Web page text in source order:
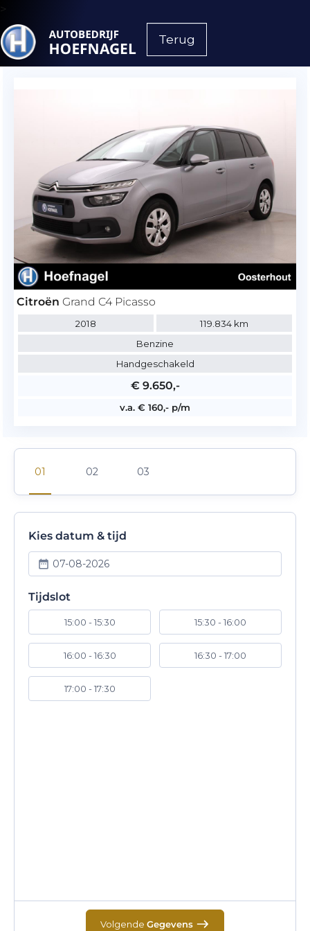
>
Terug
Citroën Grand C4 Picasso
2018
119.834 km
Benzine
Handgeschakeld
€ 9.650,-
v.a. € 160,- p/m
Kies datum & tijd
07-08-2026
Tijdslot
15:00 - 15:30 15:30 - 16:00
16:00 - 16:30 16:30 - 17:00
17:00 - 17:30
Volgende Gegevens